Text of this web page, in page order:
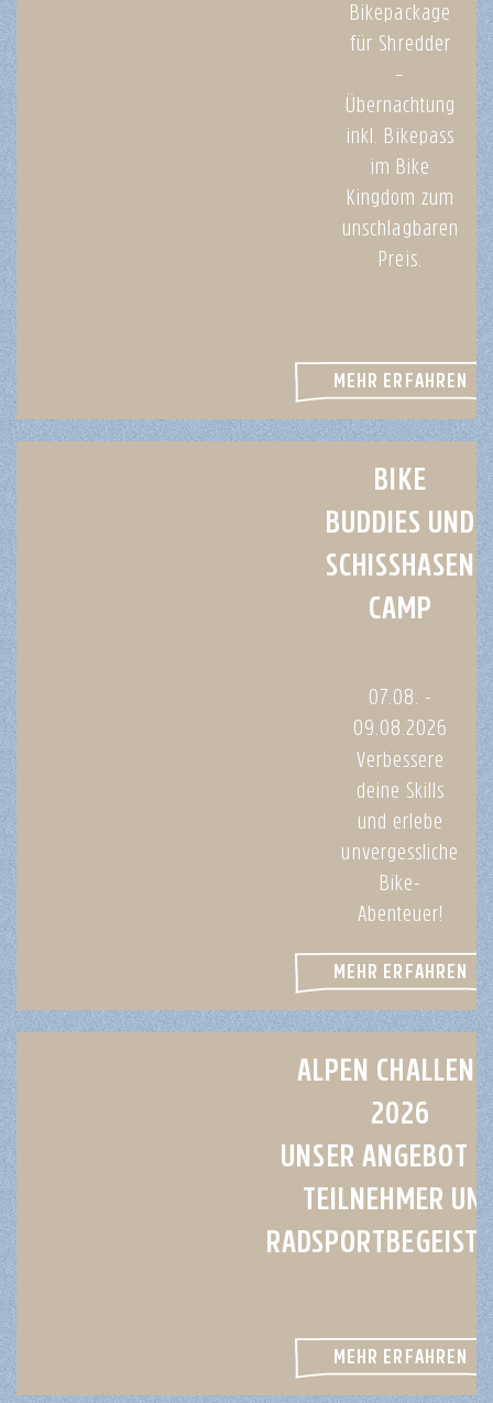
Bikepackage
für Shredder
–
Übernachtung
inkl. Bikepass
im Bike
Kingdom zum
unschlagbaren
Preis.
MEHR ERFAHREN
BIKE
BUDDIES UND
SCHISSHASEN
CAMP
07.08. -
09.08.2026
Verbessere
deine Skills
und erlebe
unvergessliche
Bike-
Abenteuer!
MEHR ERFAHREN
ALPEN
2026
UNSER ANGEBOT
TEILNEHMER
MEHR ERFAHREN